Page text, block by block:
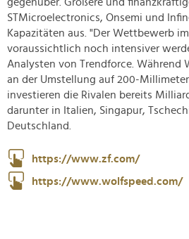
STMicroelectronics, Onsemi und
Kapazitäten aus. "Der Wettbewerb
voraussichtlich noch intensiver
Analysten von Trendforce. Während
an der Umstellung auf 200-
investieren die Rivalen bereits
darunter in Italien, Singapur,
Deutschland.
https://www.zf.com/
https://www.wolfspeed.com/